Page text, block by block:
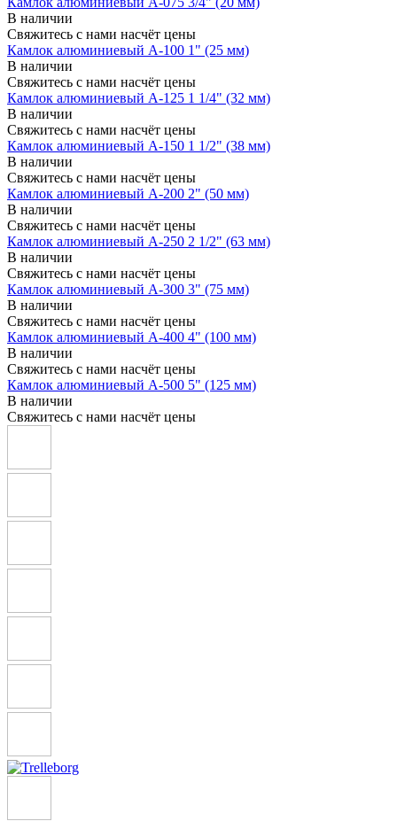
В наличии
Свяжитесь с нами насчёт цены
Камлок алюминиевый A-100 1" (25 мм)
В наличии
Свяжитесь с нами насчёт цены
Камлок алюминиевый A-125 1 1/4" (32 мм)
В наличии
Свяжитесь с нами насчёт цены
Камлок алюминиевый A-150 1 1/2" (38 мм)
В наличии
Свяжитесь с нами насчёт цены
Камлок алюминиевый A-200 2" (50 мм)
В наличии
Свяжитесь с нами насчёт цены
Камлок алюминиевый A-250 2 1/2" (63 мм)
В наличии
Свяжитесь с нами насчёт цены
Камлок алюминиевый A-300 3" (75 мм)
В наличии
Свяжитесь с нами насчёт цены
Камлок алюминиевый A-400 4" (100 мм)
В наличии
Свяжитесь с нами насчёт цены
Камлок алюминиевый A-500 5" (125 мм)
В наличии
Свяжитесь с нами насчёт цены